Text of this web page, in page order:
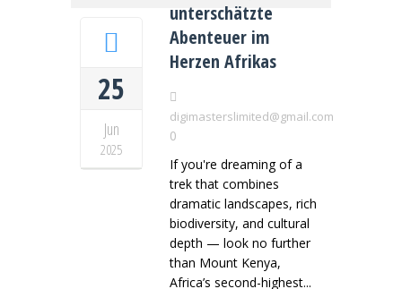
25
Jun
2025
unterschätzte
Abenteuer im
Herzen Afrikas
digimasterslimited@gmail.com
0
If you're dreaming of a
trek that combines
dramatic landscapes, rich
biodiversity, and cultural
depth — look no further
than Mount Kenya,
Africa’s second-highest...